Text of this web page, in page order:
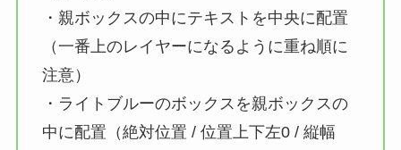
・親ボックスの中にテキストを中央に配置
（一番上のレイヤーになるように重ね順に
注意）
・ライトブルーのボックスを親ボックスの
中に配置（絶対位置 / 位置上下左0 / 縦幅